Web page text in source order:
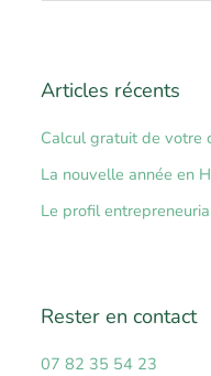
r
c
h
:
Articles récents
Calcul gratuit de votre
La nouvelle année en
Le profil
Rester en contact
07 82 35 54 23